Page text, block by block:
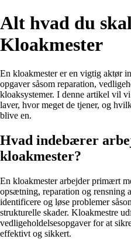
Alt hvad du
Kloakmester
En kloakmester er en vigtig aktør
opgaver såsom reparation,
kloaksystemer. I denne artikel vil
laver, hvor meget de tjener, og
blive en.
Hvad indebærer
kloakmester?
En kloakmester arbejder primært
opsætning, reparation og rensning
identificere og løse problemer
strukturelle skader. Kloakmestre
vedligeholdelsesopgaver for at
effektivt og sikkert.